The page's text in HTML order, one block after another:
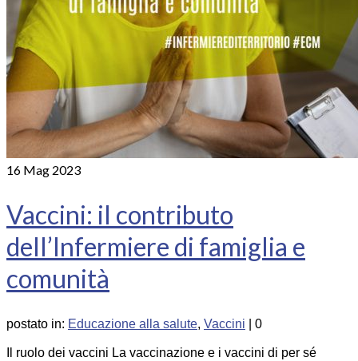
16 Mag 2023
Vaccini: il contributo
dell’Infermiere di famiglia e
comunità
postato in: Educazione alla salute, Vaccini 0
Il ruolo dei vaccini La vaccinazione e i vaccini di per sé